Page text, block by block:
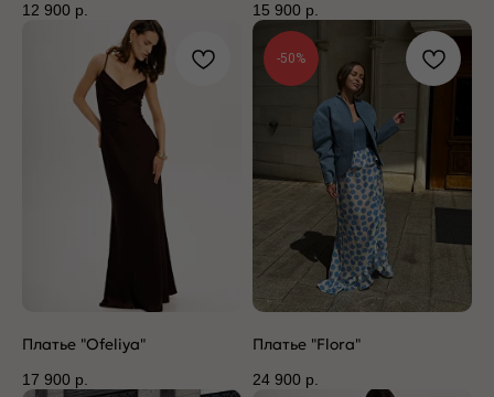
12 900 р. 15 900 р.
Платье "Ofeliya"
17 900 р.
-50%
Платье "Flora"
24 900 р.